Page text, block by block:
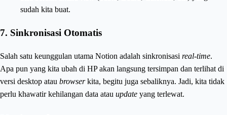
sudah kita buat.
7. Sinkronisasi Otomatis
Salah satu keunggulan utama Notion adalah sinkronisasi real-time.
Apa pun yang kita ubah di HP akan langsung tersimpan dan terlihat di
versi desktop atau browserkita, begitu juga sebaliknya. Jadi, kita tidak
perlu khawatir kehilangan data atau update yang terlewat.